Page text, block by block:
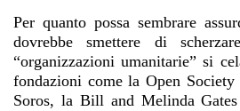
Per quanto possa sembrare
dovrebbe smettere di
“organizzazioni umanitarie” si
fondazioni come la Open
Soros, la Bill and Melinda